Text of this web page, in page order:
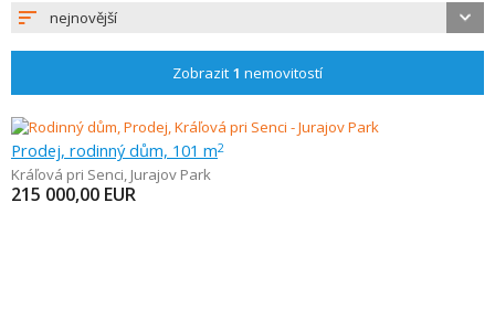
nejnovější
Zobrazit 1 nemovitostí
Prodej, rodinný dům, 101 m2
Kráľová pri Senci, Jurajov Park
215 000,00 EUR